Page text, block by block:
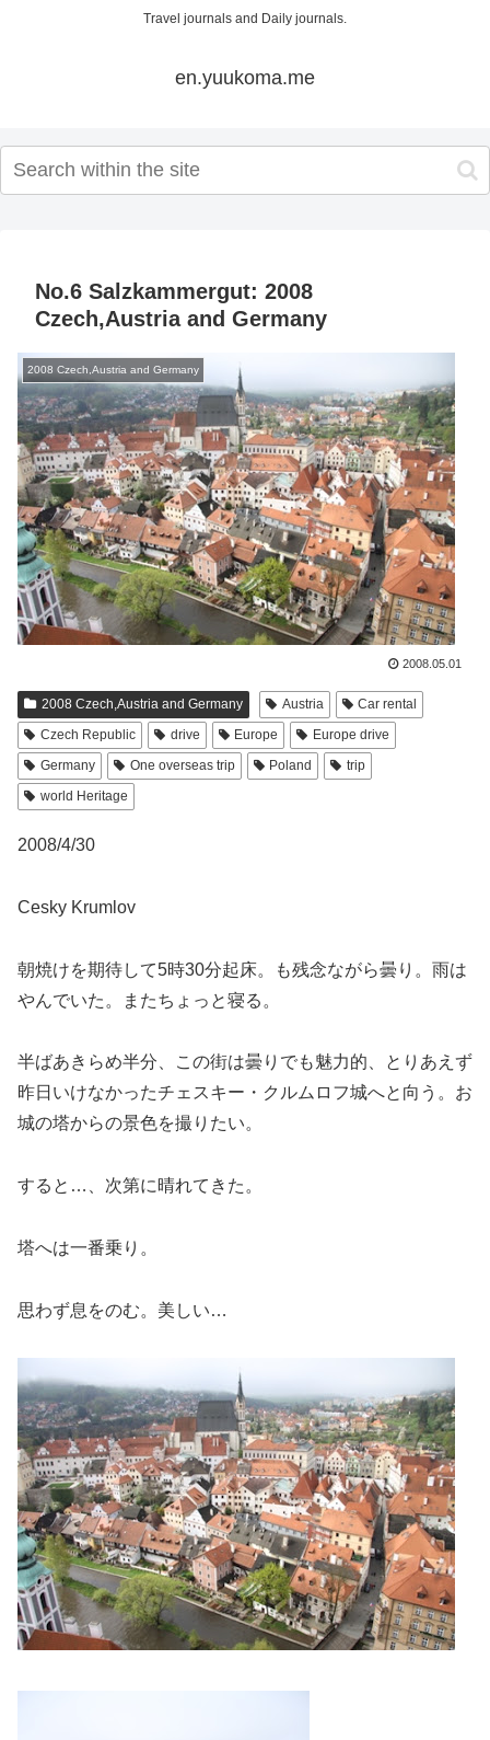
Travel journals and Daily journals.
en.yuukoma.me
No.6 Salzkammergut: 2008
Czech,Austria and Germany
2008 Czech,Austria and Germany
2008.05.01
2008 Czech,Austria and Germany Austria
Car rental
Czech Republic
drive Europe
Europe drive
Germany
One overseas trip Poland
trip
world Heritage
2008/4/30
Cesky Krumlov
朝焼けを期待して5時30分起床。も残念ながら曇り。雨は
やんでいた。またちょっと寝る。
半ばあきらめ半分、この街は曇りでも魅力的、とりあえず
昨日いけなかったチェスキー・クルムロフ城へと向う。お
城の塔からの景色を撮りたい。
すると…、次第に晴れてきた。
塔へは一番乗り。
思わず息をのむ。美しい…